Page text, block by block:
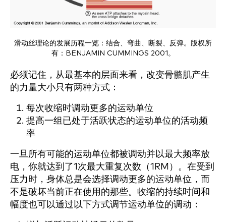
滑动丝理论的发展历程一览：结合、弯曲、断裂、反弹。版权所
有：BENJAMIN CUMMINGS 2001。
必须记住，从最基本的层面来看，改变骨骼肌产生
的力量大小只有两种方式：
每次收缩时调动更多的运动单位
提高一组已处于活跃状态的运动单位的活动频
率
一旦所有可能的运动单位都被调动并以最大频率放
电，你就达到了1次最大重复次数（1RM）。在受到
压力时，身体总是会选择调动更多的运动单位，而
不是破坏当前正在使用的那些。收缩的持续时间和
幅度也可以通过以下方式调节运动单位的调动：